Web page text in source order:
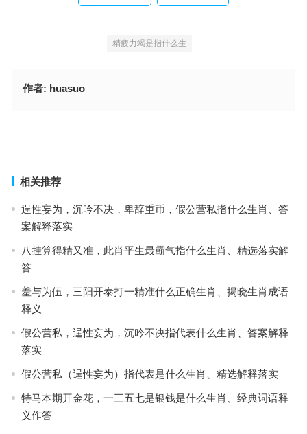
精疲力竭是指什么生
作者: huasuo
相关推荐
逞性妄为，沉吟不决，卑辞重币，假公营私指什么生肖、答
案解释落实
八挂算得精又准，此肖平生最霸气指什么生肖、精选落实解
答
羞与为伍，三阳开泰打一精准什么正确生肖、揭晓生肖成语
释义
假公营私，逞性妄为，沉吟不决指代表什么生肖、答案解释
落实
假公营私（逞性妄为）指代表是什么生肖、精选解释落实
特马本期开金花，一三五七是银钱是什么生肖、经典词语释
义作答